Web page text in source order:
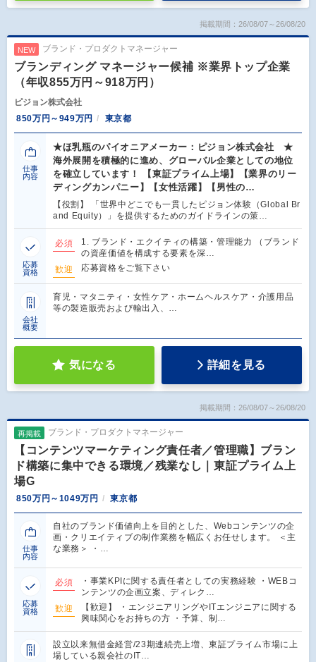
掲載期間：26/08/07～26/08/20
NEW ブランド・プロダクトマネージャー
ブランディング マネージャー候補 ※業界トップ企業
（年収855万円～918万円）
ピジョン株式会社
850万円～949万円
東京都
仕事
内容
★ほ乳瓶のパイオニアメーカー：ピジョン株式会社 ★
海外展開を積極的に進め、グローバル企業としての地位
を確立しています！ 【東証プライム上場】【業界のリー
ディングカンパニー】【女性活躍】【男性の…
【役割】 「世界中どこでも一貫したピジョン体験（Global Br
and Equity）」を提供するためのガイドラインの策…
応募
資格
必須
1. ブランド・エクイティの構築・管理能力 （ブランド
の資産価値を構成する要素を深…
歓迎
応募資格をご覧下さい
会社
概要
育児・マタニティ・女性ケア・ホームヘルスケア・介護用品
等の製造販売および輸出入、…
気になる 詳細を見る
掲載期間：26/08/07～26/08/20
再掲載 ブランド・プロダクトマネージャー
【コンテンツマーケティング責任者／管理職】ブラン
ド構築に集中できる環境／残業なし｜東証プライム上
場G
850万円～1049万円 東京都
仕事
内容
自社のブランド価値向上を目的とした、Webコンテンツの企
画・クリエイティブの制作業務を幅広くお任せします。 ＜主
な業務＞ ・…
応募
資格
必須
・事業KPIに関する責任者としての実務経験 ・WEBコ
ンテンツの企画立案、ディレク…
歓迎
【歓迎】 ・エンジニアリングやITエンジニアに関する
興味関心をお持ちの方 ・予算、制…
設立以来無借金経営/23期連続売上増、東証プライム市場に上
場している親会社のIT…